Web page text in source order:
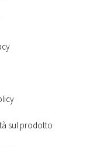
sul prodotto